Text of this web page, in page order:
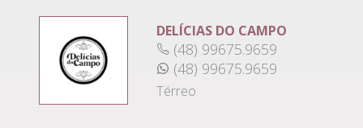
DELÍCIAS DO CAMPO
(48) 99675.9659
(48) 99675.9659
Térreo